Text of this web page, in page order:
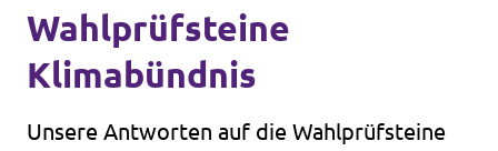
Wahlprüfsteine
Klimabündnis
Unsere Antworten auf die Wahlprüfsteine